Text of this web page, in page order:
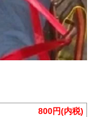
800円(内税)